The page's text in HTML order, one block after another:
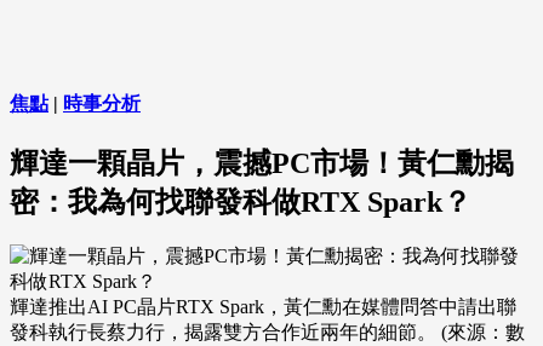
焦點| 時事分析
輝達一顆晶片，震撼PC市場！黃仁勳揭
密：我為何找聯發科做RTX Spark？
輝達推出AI PC晶片RTX Spark，黃仁勳在媒體問答中請出聯
發科執行長蔡力行，揭露雙方合作近兩年的細節。 (來源：數